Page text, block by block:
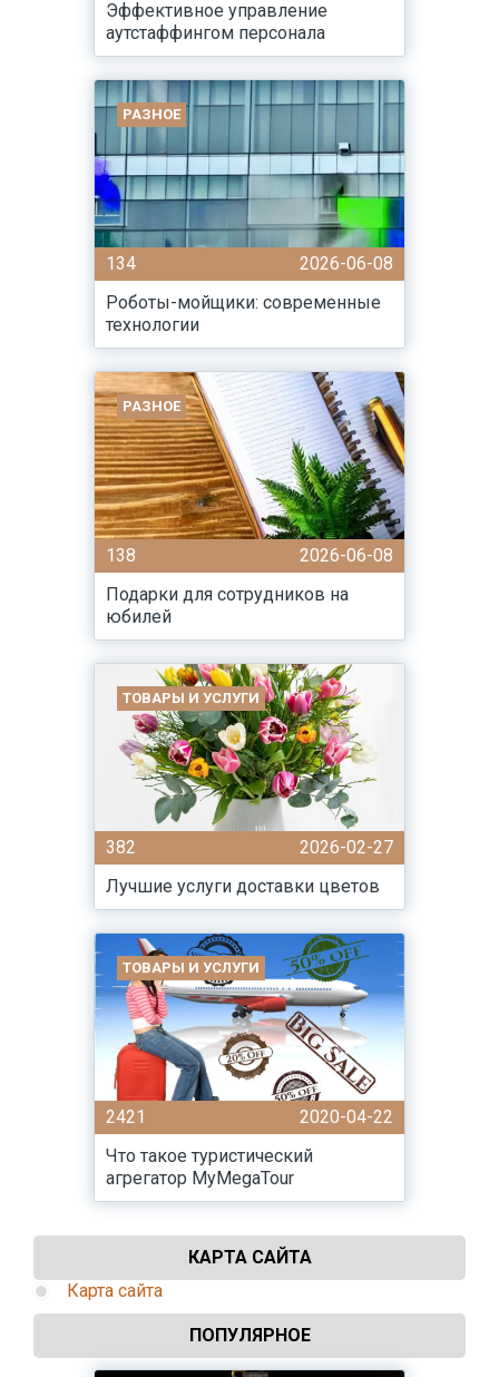
Эффективное управление
аутстаффингом персонала
РАЗНОЕ
134
2026-06-08
Роботы-мойщики: современные
технологии
РАЗНОЕ
138
2026-06-08
Подарки для сотрудников на
юбилей
ТОВАРЫ И УСЛУГИ
382
2026-02-27
Лучшие услуги доставки цветов
ТОВАРЫ И УСЛУГИ
2421
2020-04-22
Что такое туристический
агрегатор MyMegaTour
КАРТА САЙТА
Карта сайта
ПОПУЛЯРНОЕ